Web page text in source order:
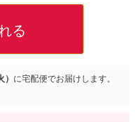
る
に宅配便でお届けします。